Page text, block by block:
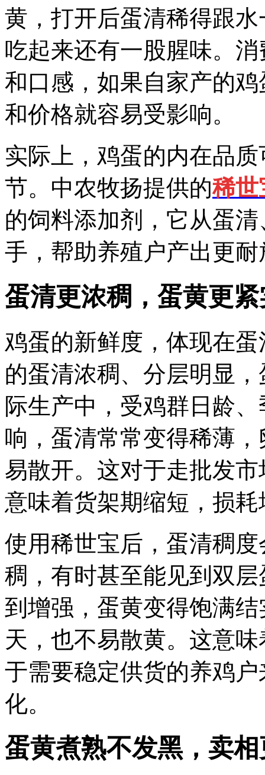
黄，打开后蛋清稀得跟
吃起来还有一股腥味。
和口感，如果自家产的
和价格就容易受影响。
实际上，鸡蛋的内在品
节。中农牧扬提供的稀世
的饲料添加剂，它从蛋
手，帮助养殖户产出更
蛋清更浓稠，蛋黄更紧
鸡蛋的新鲜度，体现在
的蛋清浓稠、分层明显
际生产中，受鸡群日龄
响，蛋清常常变得稀薄
易散开。这对于走批发
意味着货架期缩短，损
使用稀世宝后，蛋清稠
稠，有时甚至能见到双
到增强，蛋黄变得饱满
天，也不易散黄。这意
于需要稳定供货的养鸡
化。
蛋黄煮熟不发黑，卖